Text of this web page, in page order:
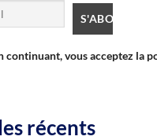
continuant, vous acceptez la
récents